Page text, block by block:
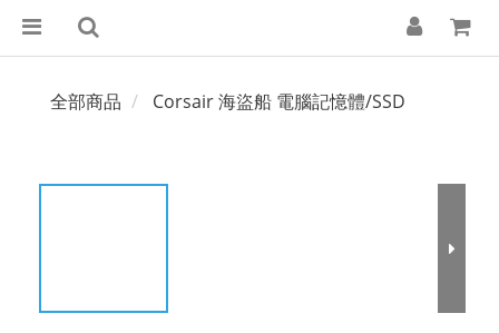
全部商品 Corsair 海盜船 電腦記憶體/SSD